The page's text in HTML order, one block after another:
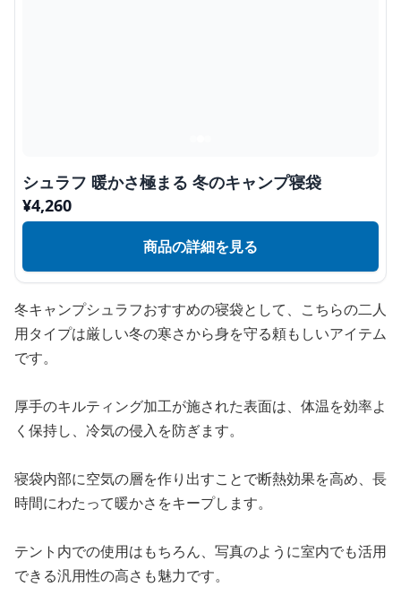
シュラフ 暖かさ極まる 冬のキャンプ寝袋
¥4,260
商品の詳細を見る
冬キャンプシュラフおすすめの寝袋として、こちらの二人
用タイプは厳しい冬の寒さから身を守る頼もしいアイテム
です。
厚手のキルティング加工が施された表面は、体温を効率よ
く保持し、冷気の侵入を防ぎます。
寝袋内部に空気の層を作り出すことで断熱効果を高め、長
時間にわたって暖かさをキープします。
テント内での使用はもちろん、写真のように室内でも活用
できる汎用性の高さも魅力です。